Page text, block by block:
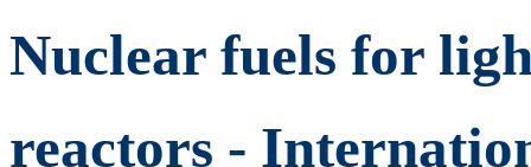
Nuclear fuels for
reactors -